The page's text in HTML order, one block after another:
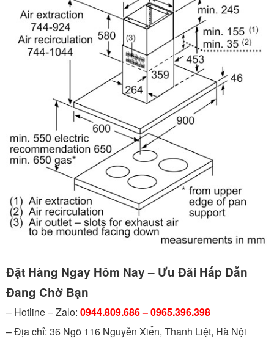
Đặt Hàng Ngay Hôm Nay – Ưu Đãi Hấp Dẫn
Đang Chờ Bạn
– Hotline – Zalo: 0944.809.686 – 0965.396.398
– Địa chỉ: 36 Ngõ 116 Nguyễn Xiển, Thanh Liệt, Hà Nội